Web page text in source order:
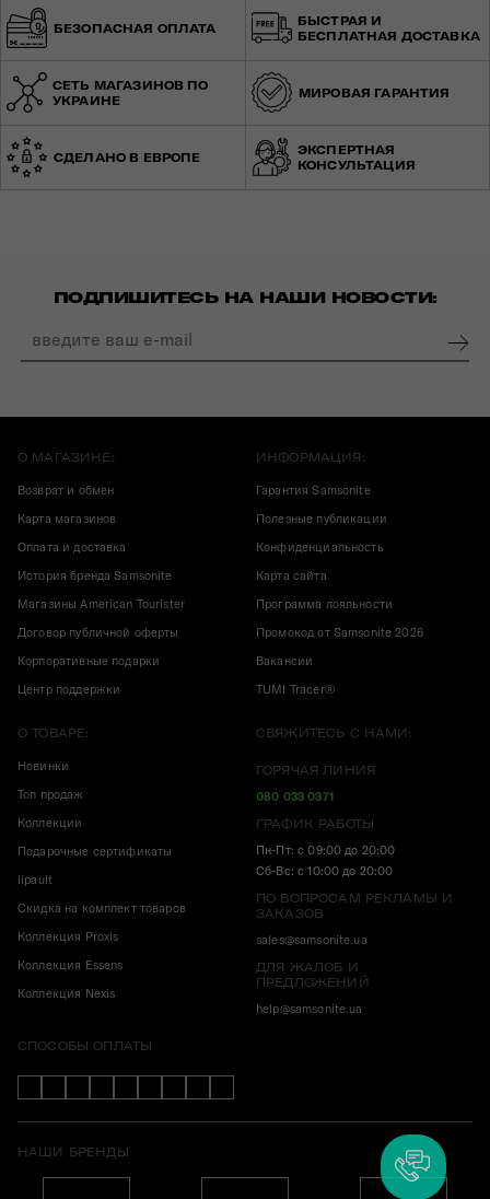
БЕЗОПАСНАЯ ОПЛАТА
БЫСТРАЯ И
БЕСПЛАТНАЯ ДОСТАВКА
СЕТЬ МАГАЗИНОВ ПО
УКРАИНЕ
МИРОВАЯ ГАРАНТИЯ
СДЕЛАНО В ЕВРОПЕ
ЭКСПЕРТНАЯ
КОНСУЛЬТАЦИЯ
ПОДПИШИТЕСЬ НА НАШИ НОВОСТИ:
О МАГАЗИНЕ:
Возврат и обмен
Карта магазинов
Оплата и доставка
История бренда Samsonite
Магазины American Tourister
Договор публичной оферты
Корпоративные подарки
Центр поддержки
ИНФОРМАЦИЯ:
Гарантия Samsonite
Полезные публикации
Конфиденциальность
Карта сайта
Программа лояльности
Промокод от Samsonite 2026
Вакансии
TUMI Tracer®
О ТОВАРЕ:
Новинки
Топ продаж
Коллекции
Подарочные сертификаты
lipault
Скидка на комплект товаров
Коллекция Proxis
Коллекция Essens
Коллекция Nexis
СВЯЖИТЕСЬ С НАМИ:
ГОРЯЧАЯ ЛИНИЯ
080 033 0371
ГРАФИК РАБОТЫ
Пн-Пт: с 09:00 до 20:00
Сб-Вс: с 10:00 до 20:00
ПО ВОПРОСАМ РЕКЛАМЫ И
ЗАКАЗОВ
sales@samsonite.ua
ДЛЯ ЖАЛОБ И
ПРЕДЛОЖЕНИЙ
help@samsonite.ua
СПОСОБЫ ОПЛАТЫ
НАШИ БРЕНДЫ